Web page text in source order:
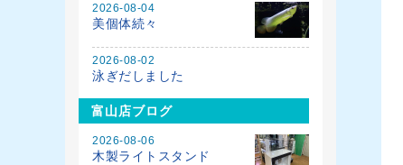
2026-08-04
美個体続々
2026-08-02
泳ぎだしました
富山店ブログ
2026-08-06
木製ライトスタンド